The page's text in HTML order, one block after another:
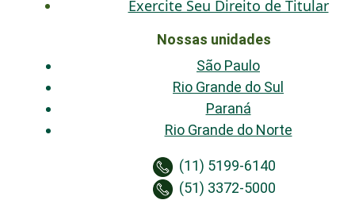
Exercite Seu Direito de Titular
Nossas unidades
São Paulo
Rio Grande do Sul
Paraná
Rio Grande do Norte
(11) 5199-6140
(51) 3372-5000